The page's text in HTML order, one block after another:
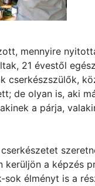
mennyire
21 évestől
cserkészszülők,
de olyan is, aki
a párja,
a képzés
élményt is a